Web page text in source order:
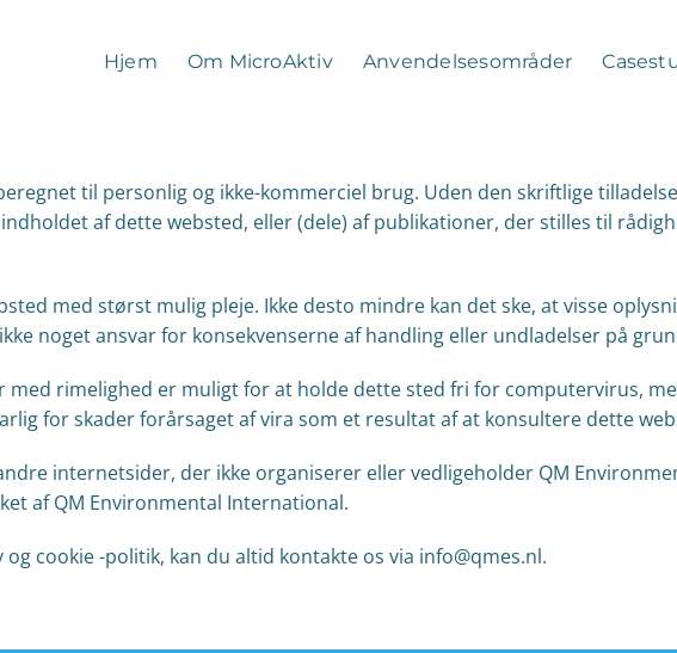
Hjem Om MicroAktiv Anvendelsesområder
til personlig og ikke-kommerciel brug. Uden den skriftlige
af dette websted, eller (dele) af publikationer, der stilles til
med størst mulig pleje. Ikke desto mindre kan det ske, at visse
noget ansvar for konsekvenserne af handling eller undladelser på
rimelighed er muligt for at holde dette sted fri for computervirus,
for skader forårsaget af vira som et resultat af at konsultere dette
internetsider, der ikke organiserer eller vedligeholder QM
af QM Environmental International.
cookie -politik, kan du altid kontakte os via info@qmes.nl.